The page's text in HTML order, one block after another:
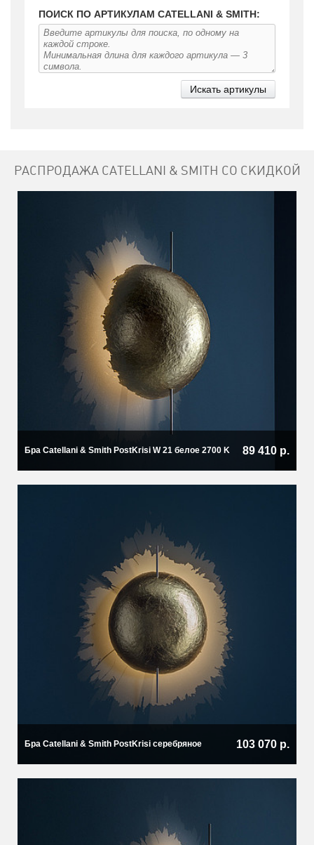
ПОИСК ПО АРТИКУЛАМ CATELLANI & SMITH:
РАСПРОДАЖА CATELLANI & SMITH СО СКИДКОЙ
89 410 р.
Бра Catellani & Smith PostKrisi W 21 белое 2700 K
103 070 р.
Бра Catellani & Smith PostKrisi серебряное